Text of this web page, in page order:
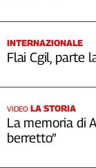
INTERNAZIONALE
Flai Cgil, parte
VIDEO LA STORIA
La memoria di
berretto”